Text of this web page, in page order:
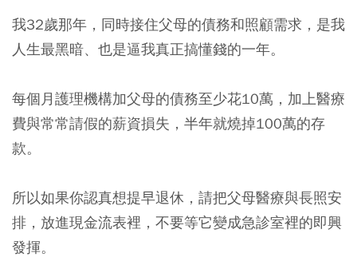
我32歲那年，同時接住父母的債務和照顧需求，是我
人生最黑暗、也是逼我真正搞懂錢的一年。
每個月護理機構加父母的債務至少花10萬，加上醫療
費與常常請假的薪資損失，半年就燒掉100萬的存
款。
所以如果你認真想提早退休，請把父母醫療與長照安
排，放進現金流表裡，不要等它變成急診室裡的即興
發揮。